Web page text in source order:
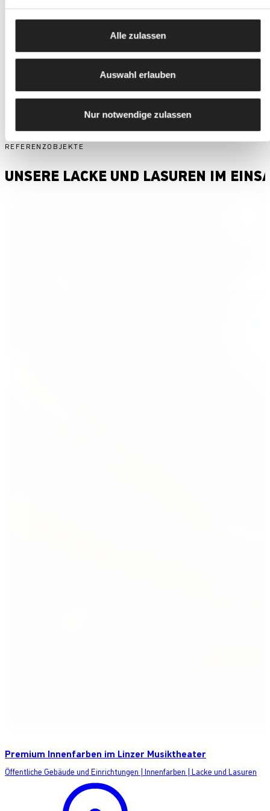
Alle zulassen
Auswahl erlauben
Nur notwendige zulassen
WEITERE PRODUKTE & ZUBEHÖR
REFERENZOBJEKTE
UNSERE LACKE UND LASUREN IM
Premium Innenfarben im Linzer Musiktheater
Öffentliche Gebäude und Einrichtungen | Innenfarben | Lacke und Lasuren